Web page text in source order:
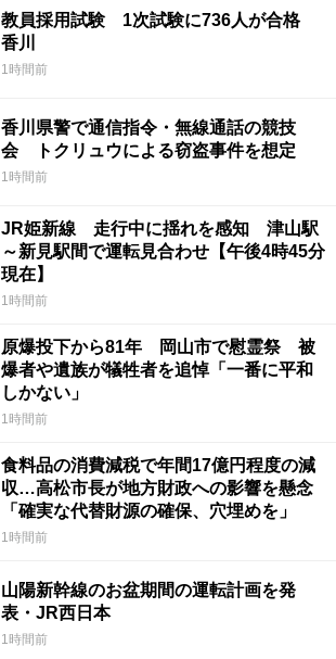
教員採用試験 1次試験に736人が合格
香川
1時間前
香川県警で通信指令・無線通話の競技
会 トクリュウによる窃盗事件を想定
1時間前
JR姫新線 走行中に揺れを感知 津山駅
～新見駅間で運転見合わせ【午後4時45分
現在】
1時間前
原爆投下から81年 岡山市で慰霊祭 被
爆者や遺族が犠牲者を追悼「一番に平和
しかない」
1時間前
食料品の消費減税で年間17億円程度の減
収…高松市長が地方財政への影響を懸念
「確実な代替財源の確保、穴埋めを」
1時間前
山陽新幹線のお盆期間の運転計画を発
表・JR西日本
1時間前